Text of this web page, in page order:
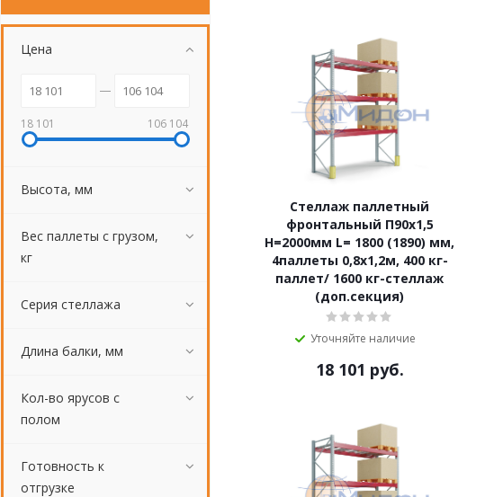
Стеллаж паллетный
фронтальный П90х1,5
Н=2000мм L= 1800 (1890) мм,
4паллеты 0,8х1,2м, 400 кг-
паллет/ 1600 кг-стеллаж
(доп.секция)
Уточняйте наличие
18 101 руб.
Цена
18 101 106 104
Высота, мм
Вес паллеты с грузом,
кг
Серия стеллажа
Длина балки, мм
Кол-во ярусов с
полом
Готовность к
отгрузке